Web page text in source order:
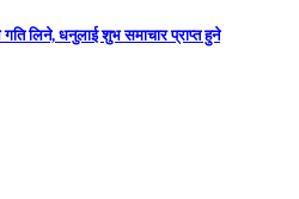
लिने, धनुलाई शुभ समाचार प्राप्त हुने